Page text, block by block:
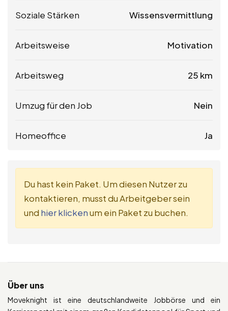
Soziale Stärken Wissensvermittlung
Arbeitsweise Motivation
Arbeitsweg 25 km
Umzug für den Job Nein
Homeoffice Ja
Du hast kein Paket. Um diesen Nutzer zu
kontaktieren, musst du Arbeitgeber sein
und hier klickenum ein Paket zu buchen.
Über uns
Moveknight ist eine deutschlandweite Jobbörse und ein